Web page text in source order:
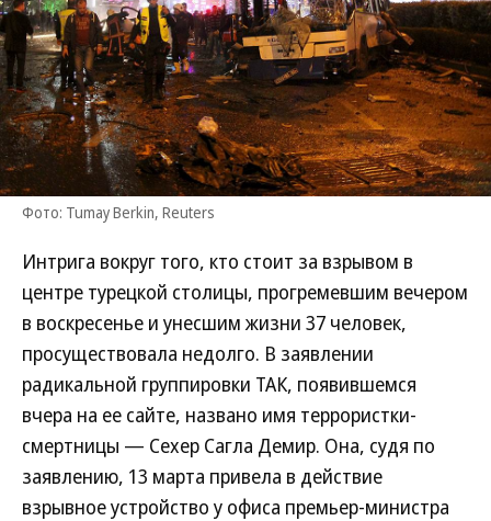
Фото: Tumay Berkin, Reuters
Интрига вокруг того, кто стоит за взрывом в
центре турецкой столицы, прогремевшим вечером
в воскресенье и унесшим жизни 37 человек,
просуществовала недолго. В заявлении
радикальной группировки ТАК, появившемся
вчера на ее сайте, названо имя террористки-
смертницы — Сехер Сагла Демир. Она, судя по
заявлению, 13 марта привела в действие
взрывное устройство у офиса премьер-министра